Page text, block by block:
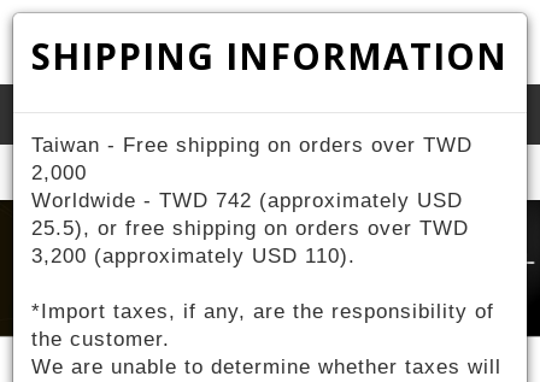
Toggle
Home
SHIPPING INFORMATION
Taiwan - Free shipping on orders over TWD
2,000
Worldwide - TWD 742 (approximately USD
25.5), or free shipping on orders over TWD
3,200 (approximately USD 110).
*Import taxes, if any, are the responsibility of
the customer.
We are unable to determine whether taxes will